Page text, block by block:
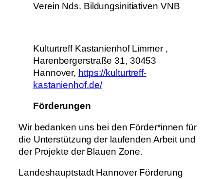
Verein Nds. Bildungsinitiativen VNB
Kulturtreff Kastanienhof Limmer ,
Harenbergerstraße 31, 30453
Hannover, https://kulturtreff-
kastanienhof.de/
Förderungen
Wir bedanken uns bei den Förder*innen für
die Unterstützung der laufenden Arbeit und
der Projekte der Blauen Zone.
Landeshauptstadt Hannover Förderung